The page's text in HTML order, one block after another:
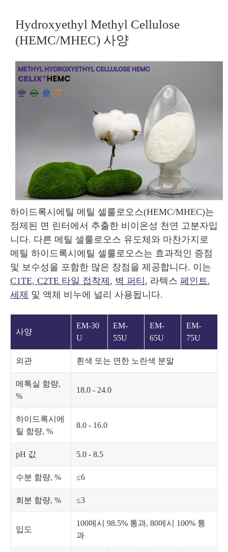
Hydroxyethyl Methyl Cellulose
(HEMC/MHEC) 사양
하이드록시에틸 메틸 셀룰로오스(HEMC/MHEC)는
정제된 면 린터에서 추출한 비이온성 천연 고분자입
니다. 다른 메틸 셀룰로오스 유도체와 마찬가지로
메틸 하이드록시에틸 셀룰로오스는 효과적인 증점
및 보수성을 포함한 많은 장점을 제공합니다. 이는
C1TE, C2TE 타일 접착제 , 벽 퍼티 , 라텍스 페인트,
세제
및 액체 비누에 널리 사용됩니다.
사양
EM-30
U
EM-
55U
EM-
65U
EM-
75U
외관 흰색 또는 연한 노란색 분말
메톡실 함량,
%
18.0 - 24.0
하이드록시에
틸 함량, %
8.0 - 16.0
pH 값 5.0 - 8.5
수분 함량, % ≤6
회분 함량, % ≤3
입도
100메시 98.5% 통과, 80메시 100% 통
과